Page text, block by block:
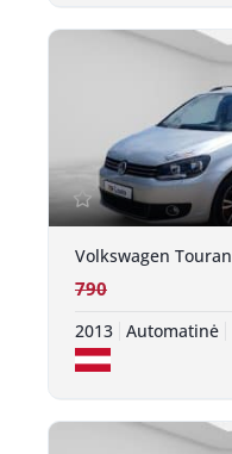
Volkswagen Touran
790
2013 Automatinė